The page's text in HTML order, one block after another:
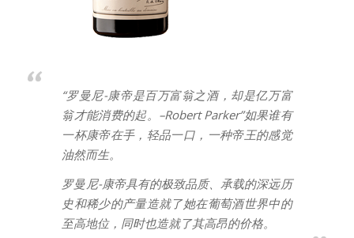
“罗曼尼-康帝是百万富翁之酒，却是亿万富
翁才能消费的起。–Robert Parker”如果谁有
一杯康帝在手，轻品一口，一种帝王的感觉
油然而生。
罗曼尼-康帝具有的极致品质、承载的深远历
史和稀少的产量造就了她在葡萄酒世界中的
至高地位，同时也造就了其高昂的价格。